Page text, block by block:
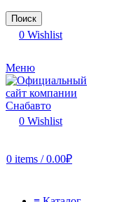
Поиск
0 Wishlist
Меню
0 Wishlist
0 items / 0.00₽